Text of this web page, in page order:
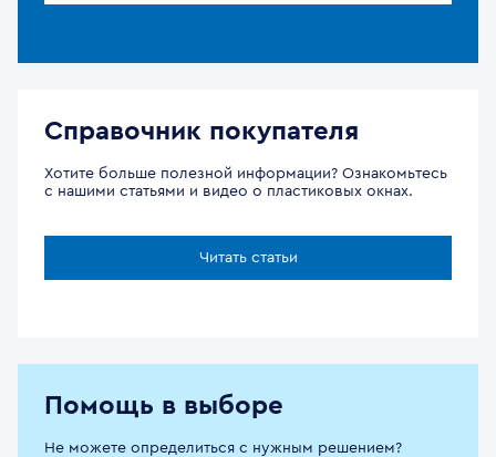
Справочник покупателя
Хотите больше полезной информации? Ознакомьтесь
с нашими статьями и видео о пластиковых окнах.
Читать статьи
Помощь в выборе
Не можете определиться с нужным решением?